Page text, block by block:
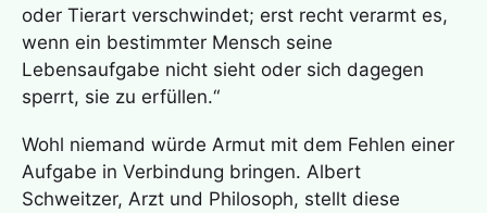
oder Tierart verschwindet; erst recht verarmt es,
wenn ein bestimmter Mensch seine
Lebensaufgabe nicht sieht oder sich dagegen
sperrt, sie zu erfüllen.“
Wohl niemand würde Armut mit dem Fehlen einer
Aufgabe in Verbindung bringen. Albert
Schweitzer, Arzt und Philosoph, stellt diese